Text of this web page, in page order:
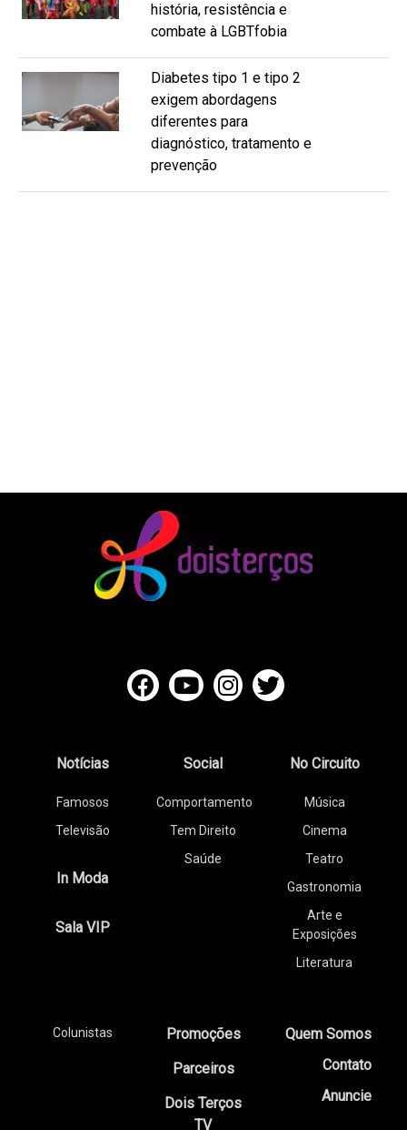
história, resistência e
combate à LGBTfobia
Diabetes tipo 1 e tipo 2
exigem abordagens
diferentes para
diagnóstico, tratamento e
prevenção
Notícias
Famosos
Televisão
In Moda
Sala VIP
Social
Comportamento
Tem Direito
Saúde
No Circuito
Música
Cinema
Teatro
Gastronomia
Arte e
Exposições
Literatura
Colunistas
Promoções
Parceiros
Dois Terços
TV
Quem Somos
Contato
Anuncie